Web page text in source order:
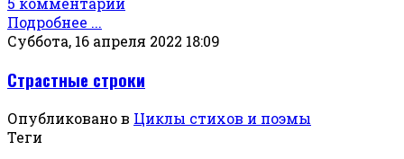
Подробнее ...
Суббота, 16 апреля 2022 18:09
Страстные строки
Опубликовано в Циклы стихов и поэмы
Теги